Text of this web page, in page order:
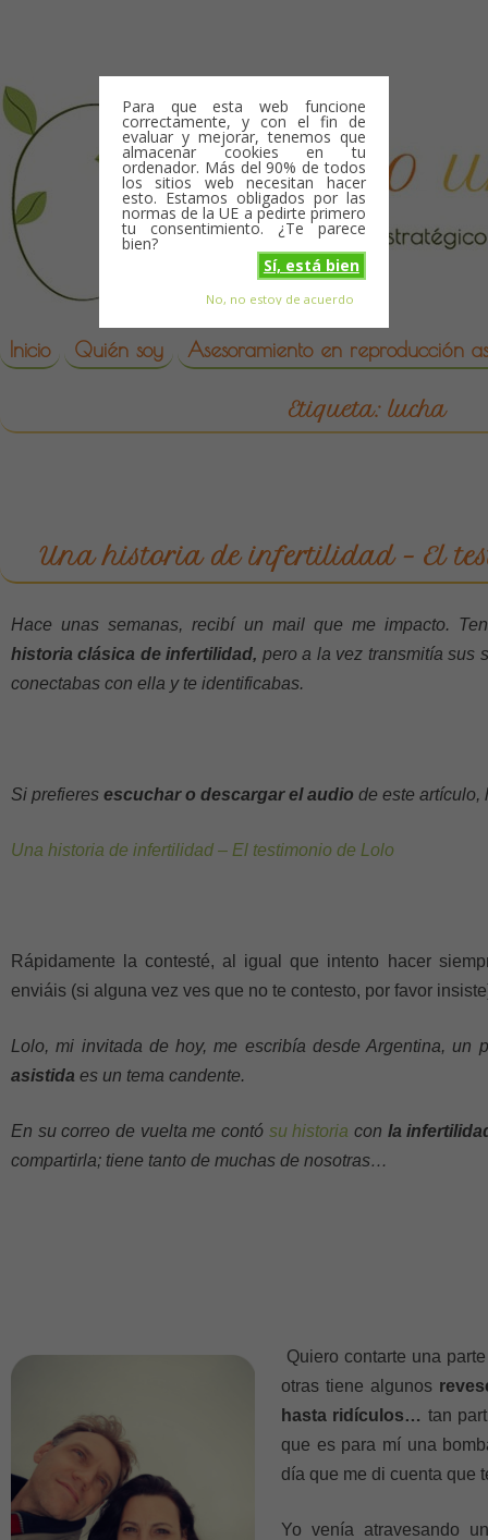
Para que esta web funcione
correctamente, y con el fin de
evaluar y mejorar, tenemos que
almacenar cookies en tu
ordenador. Más del 90% de todos
los sitios web necesitan hacer
esto. Estamos obligados por las
normas de la UE a pedirte primero
tu consentimiento. ¿Te parece
bien?
Sí, está bien
No, no estoy de acuerdo
reproduccion asistida
Skip to content
Inicio Quién soy Asesoramiento en reproducción
Etiqueta:lucha
Una historia de infertilidad – El
Hace unas semanas, recibí un mail que me impacto.
historia clásica de infertilidad, pero a la vez transmitía sus
conectabas con ella y te identificabas.
Si prefieres escuchar o descargar el audio de este artículo,
Una historia de infertilidad – El testimonio de Lolo
Rápidamente la contesté, al igual que intento hacer
enviáis (si alguna vez ves que no te contesto, por favor
Lolo, mi invitada de hoy, me escribía desde Argentina,
asistida es un tema candente.
En su correo de vuelta me contó su historia con la
compartirla; tiene tanto de muchas de nosotras…
Quiero contarte una
otras tiene algunos
hasta ridículos… tan
que es para mí una
día que me di cuenta que
Yo venía atravesando